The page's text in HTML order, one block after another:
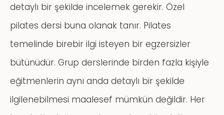
detaylı bir şekilde incelemek gerekir. Özel
pilates dersi buna olanak tanır. Pilates
temelinde birebir ilgi isteyen bir egzersizler
bütünüdür. Grup derslerinde birden fazla kişiyle
eğitmenlerin aynı anda detaylı bir şekilde
ilgilenebilmesi maalesef mümkün değildir. Her